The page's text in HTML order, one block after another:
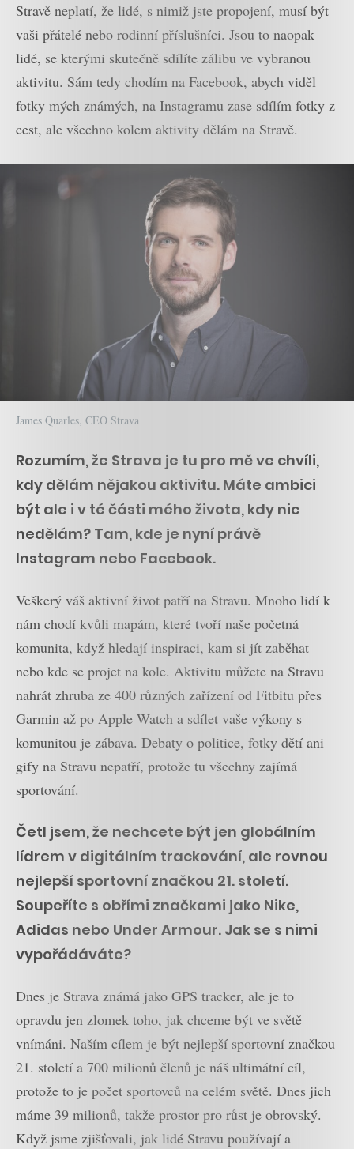
Stravě neplatí, že lidé, s nimiž jste propojení, musí být
vaši přátelé nebo rodinní příslušníci. Jsou to naopak
lidé, se kterými skutečně sdílíte zálibu ve vybranou
aktivitu. Sám tedy chodím na Facebook, abych viděl
fotky mých známých, na Instagramu zase sdílím fotky z
cest, ale všechno kolem aktivity dělám na Stravě.
James Quarles, CEO Strava
Rozumím, že Strava je tu pro mě ve chvíli,
kdy dělám nějakou aktivitu. Máte ambici
být ale i v té části mého života, kdy nic
nedělám? Tam, kde je nyní právě
Instagram nebo Facebook.
Veškerý váš aktivní život patří na Stravu. Mnoho lidí k
nám chodí kvůli mapám, které tvoří naše početná
komunita, když hledají inspiraci, kam si jít zaběhat
nebo kde se projet na kole. Aktivitu můžete na Stravu
nahrát zhruba ze 400 různých zařízení od Fitbitu přes
Garmin až po Apple Watch a sdílet vaše výkony s
komunitou je zábava. Debaty o politice, fotky dětí ani
gify na Stravu nepatří, protože tu všechny zajímá
sportování.
Četl jsem, že nechcete být jen globálním
lídrem v digitálním trackování, ale rovnou
nejlepší sportovní značkou 21. století.
Soupeříte s obřími značkami jako Nike,
Adidas nebo Under Armour. Jak se s nimi
vypořádáváte?
Dnes je Strava známá jako GPS tracker, ale je to
opravdu jen zlomek toho, jak chceme být ve světě
vnímáni. Naším cílem je být nejlepší sportovní značkou
21. století a 700 milionů členů je náš ultimátní cíl,
protože to je počet sportovců na celém světě. Dnes jich
máme 39 milionů, takže prostor pro růst je obrovský.
Když jsme zjišťovali, jak lidé Stravu používají a